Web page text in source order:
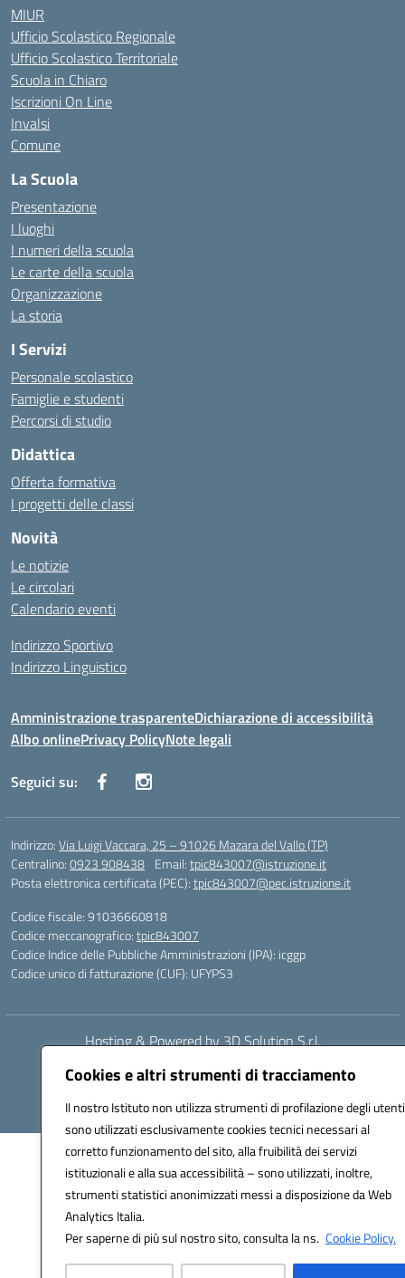
Cookies e altri strumenti di tracciamento
Il nostro Istituto non utilizza strumenti di profilazione degli
sono utilizzati esclusivamente cookies tecnici necessari al
corretto funzionamento del sito, alla fruibilità dei servizi
istituzionali e alla sua accessibilità – sono utilizzati, inoltre,
strumenti statistici anonimizzati messi a disposizione da Web
Analytics Italia.
Per saperne di più sul nostro sito, consulta la ns. Cookie Policy.
MIUR
Ufficio Scolastico Regionale
Ufficio Scolastico Territoriale
Scuola in Chiaro
Iscrizioni On Line
Invalsi
Comune
La Scuola
Presentazione
I luoghi
I numeri della scuola
Le carte della scuola
Organizzazione
La storia
I Servizi
Personale scolastico
Famiglie e studenti
Percorsi di studio
Didattica
Offerta formativa
I progetti delle classi
Novità
Le notizie
Le circolari
Calendario eventi
Indirizzo Sportivo
Indirizzo Linguistico
Amministrazione trasparenteDichiarazione di accessibilità
Albo onlinePrivacy PolicyNote legali
Seguici su:
Indirizzo:Via Luigi Vaccara, 25 – 91026 Mazara del Vallo (TP)
Centralino:0923 908438 Email:tpic843007@istruzione.it
Posta elettronica certificata (PEC):tpic843007@pec.istruzione.it
Codice fiscale: 91036660818
Codice meccanografico:tpic843007
Codice Indice delle Pubbliche Amministrazioni (IPA): icggp
Codice unico di fatturazione (CUF): UFYPS3
Hosting & Powered by 3D Solution S.r.l.